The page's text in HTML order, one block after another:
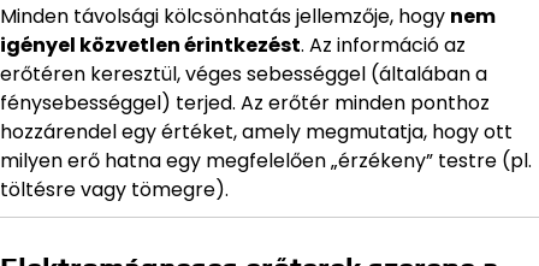
Minden távolsági kölcsönhatás jellemzője, hogy nem
igényel közvetlen érintkezést. Az információ az
erőtéren keresztül, véges sebességgel (általában a
fénysebességgel) terjed. Az erőtér minden ponthoz
hozzárendel egy értéket, amely megmutatja, hogy ott
milyen erő hatna egy megfelelően „érzékeny” testre (pl.
töltésre vagy tömegre).